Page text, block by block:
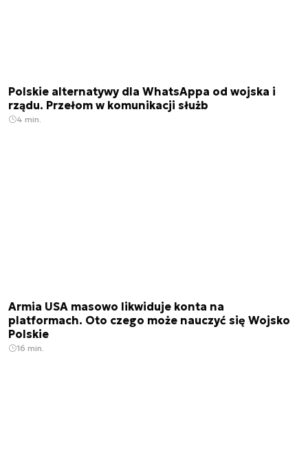
Polskie alternatywy dla WhatsAppa od wojska i
rządu. Przełom w komunikacji służb
4 min.
Armia USA masowo likwiduje konta na
platformach. Oto czego może nauczyć się Wojsko
Polskie
16 min.